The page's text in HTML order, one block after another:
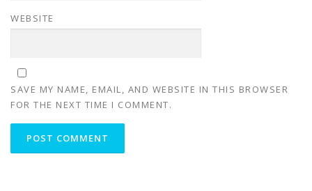
WEBSITE
SAVE MY NAME, EMAIL, AND WEBSITE IN THIS BROWSER
FOR THE NEXT TIME I COMMENT.